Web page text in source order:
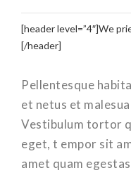
[header level=”4″]We
[/header]
Pellentesque
et netus et
Vestibulum tortor
eget, t empor sit
amet quam